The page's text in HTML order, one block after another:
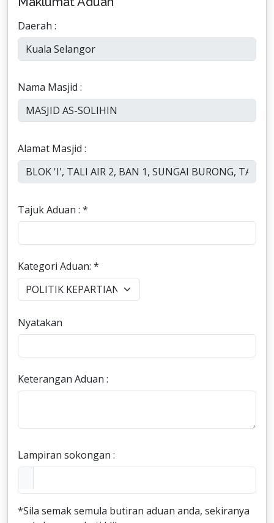
Daerah :
Nama Masjid :
Alamat Masjid :
Tajuk Aduan : *
Kategori Aduan: *
Nyatakan
Keterangan Aduan :
Lampiran sokongan :
*Sila semak semula butiran aduan anda, sekiranya